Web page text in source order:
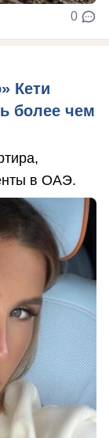
0
Кети
более чем
в ОАЭ.